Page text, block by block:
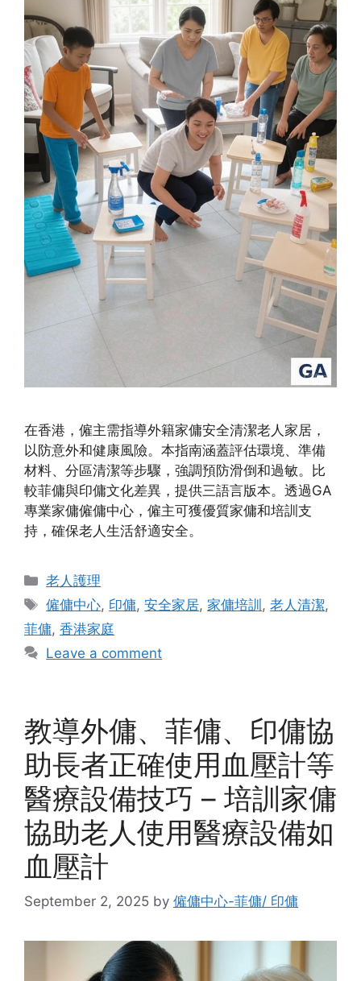
在香港，僱主需指導外籍家傭安全清潔老人家居，
以防意外和健康風險。本指南涵蓋評估環境、準備
材料、分區清潔等步驟，強調預防滑倒和過敏。比
較菲傭與印傭文化差異，提供三語言版本。透過GA
專業家傭僱傭中心，僱主可獲優質家傭和培訓支
持，確保老人生活舒適安全。
Categories
老人護理
Tags
僱傭中心, 印傭,安全家居, 家傭培訓 ,老人清潔,
菲傭, 香港家庭
Leave a comment
教導外傭、菲傭、印傭協
助長者正確使用血壓計等
醫療設備技巧 – 培訓家傭
協助老人使用醫療設備如
血壓計
September 2, 2025 by 僱傭中心-菲傭/ 印傭